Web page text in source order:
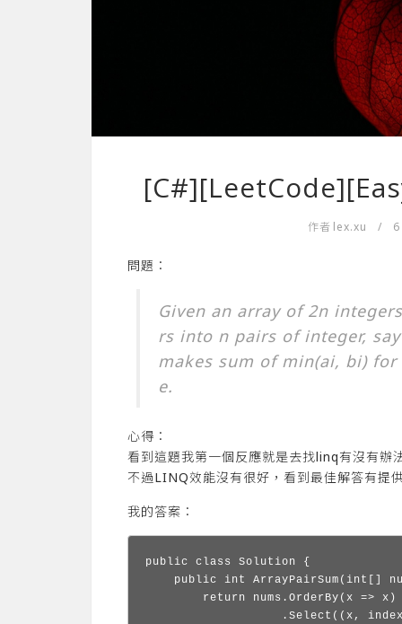
作者 lex.xu /
問題：
Given an array of 2n
rs into n pairs of integer,
makes sum of min(ai, bi)
e.
心得：
看到這題我第一個反應就是去找linq有沒有辦
不過LINQ效能沒有很好，看到最佳解答有提
我的答案：
public class Solution {
public int ArrayPairSum(int[]
        return nums.OrderBy(x => x)
.Select((x,